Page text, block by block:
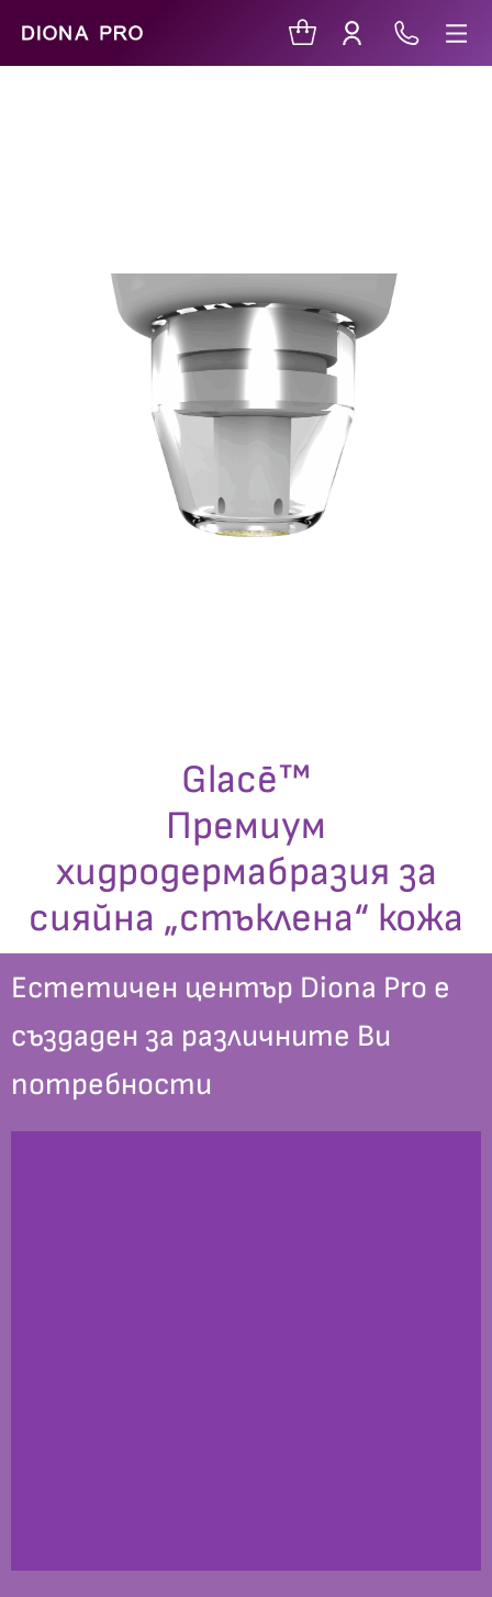
Glacē™
Премиум
хидродермабразия за
сияйна „стъклена“ кожа
Естетичен център Diona Pro е
създаден за различните Ви
потребности